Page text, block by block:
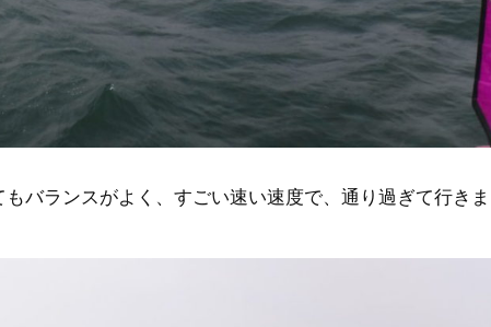
バランスがよく、すごい速い速度で、通り過ぎて行きま